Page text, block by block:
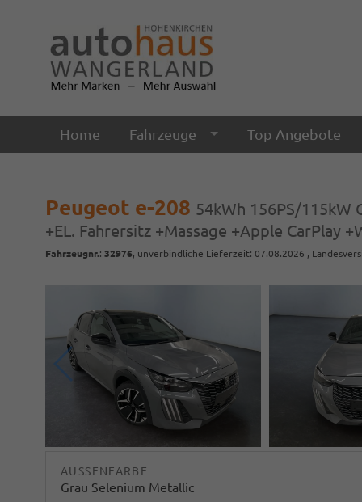
Home Fahrzeuge Top Angebote
Peugeot e-208 54kWh 156PS/115kW
+EL. Fahrersitz +Massage +Apple CarPlay
Fahrzeugnr.: 32976, unverbindliche Lieferzeit: 07.08.2026 ,
AUSSENFARBE
Grau Selenium Metallic